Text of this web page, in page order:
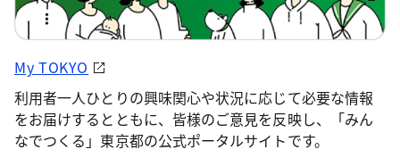
My TOKYO
利用者一人ひとりの興味関心や状況に応じて必要な情報
をお届けするとともに、皆様のご意見を反映し、「みん
なでつくる」東京都の公式ポータルサイトです。